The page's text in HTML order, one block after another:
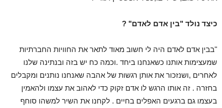
כיצד נולד "בין אדם לאדם" ?
"בבין אדם לאדם היה לי חשוב מאוד לתאר את החוויות החברתיות
שמעצימות אותנו כשאנחנו ביחד .וכמה כח יש בזה ובנתינה שלנו
לאחרים ,ושנזכור את אותן רגשות של אהבה שאנחנו נותנים ומקבלים
בחזרה . זה אותו הרגש לו אדם זקוק כדי לאהוב את עצמו ולהאמין
בעצמו גם ברגעים האפלים בחיים . לקחנו את השיר למשהו סוחף